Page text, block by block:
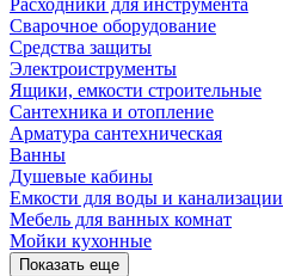
Расходники для инструмента
Сварочное оборудование
Средства защиты
Электроиструменты
Ящики, емкости строительные
Сантехника и отопление
Арматура сантехническая
Ванны
Душевые кабины
Емкости для воды и канализации
Мебель для ванных комнат
Мойки кухонные
Показать еще